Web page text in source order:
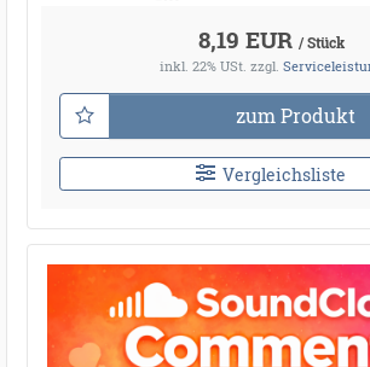
8,19 EUR / Stück
inkl. 22% USt. zzgl.
zum Produkt
Vergleichsliste